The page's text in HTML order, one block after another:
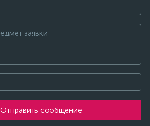
Отправить сообщение